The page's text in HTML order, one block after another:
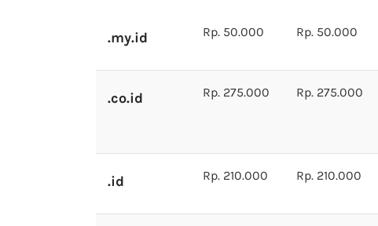
.my.id Rp. 50.000 Rp. 50.000
.co.id Rp. 275.000 Rp. 275.000
.id Rp. 210.000 Rp. 210.000